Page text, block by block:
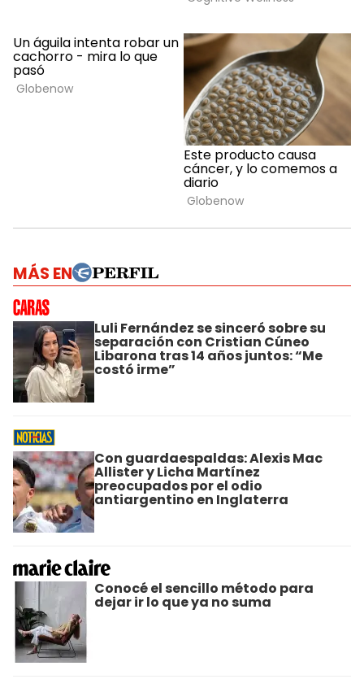
MÁS EN
Luli Fernández se sinceró sobre su
separación con Cristian Cúneo
Libarona tras 14 años juntos: “Me
costó irme”
Con guardaespaldas: Alexis Mac
Allister y Licha Martínez
preocupados por el odio
antiargentino en Inglaterra
Conocé el sencillo método para
dejar ir lo que ya no suma